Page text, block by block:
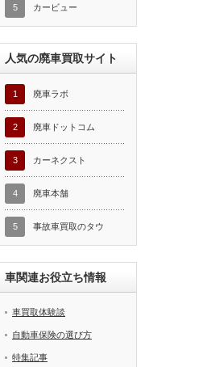
5 カービュー
人気の廃車買取サイト
1 廃車ラボ
2 廃車ドットコム
3 カーネクスト
4 廃車本舗
5 事故車買取のタウ
車関連お役立ち情報
車買取体験談
自動車保険の選び方
特集記事